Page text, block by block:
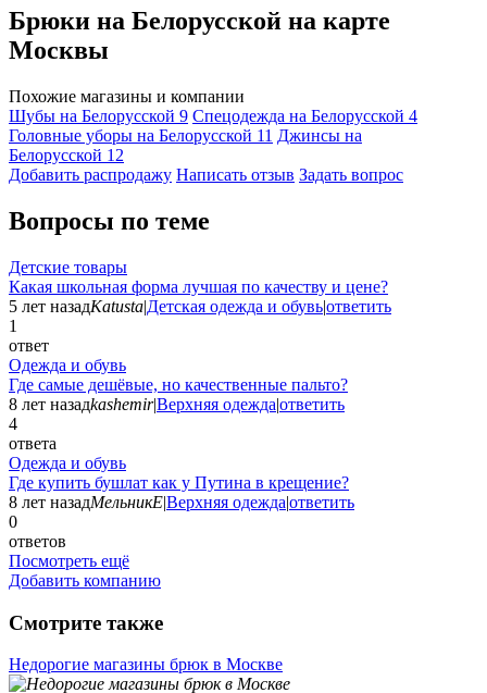
Брюки на Белорусской на карте
Москвы
Похожие магазины и компании
Шубы на Белорусской 9 Спецодежда на Белорусской 4
Головные уборы на Белорусской 11 Джинсы на
Белорусской 12
Добавить раcпродажу Написать отзыв Задать вопрос
Вопросы по теме
Детские товары
Какая школьная форма лучшая по качеству и цене?
5 лет назадKatusta|Детская одежда и обувь|ответить
1
ответ
Одежда и обувь
Где самые дешёвые, но качественные пальто?
8 лет назадkashemir|Верхняя одежда|ответить
4
ответа
Одежда и обувь
Где купить бушлат как у Путина в крещение?
8 лет назадМельникЕ|Верхняя одежда|ответить
0
ответов
Посмотреть ещё
Добавить компанию
Смотрите также
Недорогие магазины брюк в Москве